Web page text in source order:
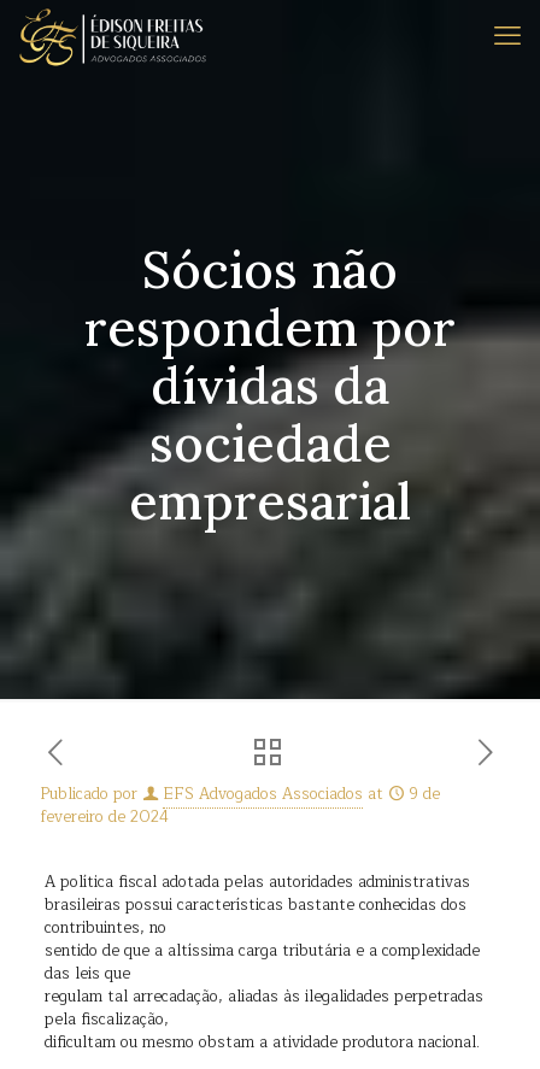
Sócios não
respondem por
dívidas da
sociedade
empresarial
Publicado por EFS Advogados Associados at
9 de
fevereiro de 2024
A política fiscal adotada pelas autoridades administrativas
brasileiras possui características bastante conhecidas dos
contribuintes, no
sentido de que a altíssima carga tributária e a complexidade
das leis que
regulam tal arrecadação, aliadas às ilegalidades perpetradas
pela fiscalização,
dificultam ou mesmo obstam a atividade produtora nacional.